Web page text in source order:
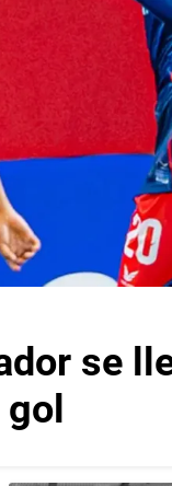
se
gol